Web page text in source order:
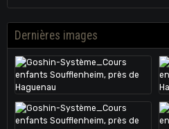
Dernières images